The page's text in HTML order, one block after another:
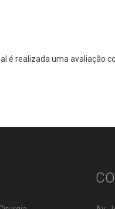
é realizada uma avaliação